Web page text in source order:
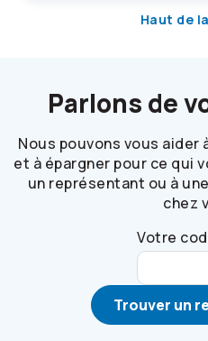
Haut de
Parlons de
Nous pouvons vous
et à épargner pour ce qui
un représentant ou à
chez
Votre
Trouver un